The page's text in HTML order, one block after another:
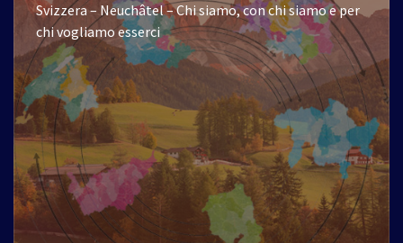
Svizzera – Neuchâtel – Chi siamo, con chi siamo e per
chi vogliamo esserci